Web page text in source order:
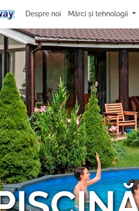
Despre noi Mărci și tehnologii